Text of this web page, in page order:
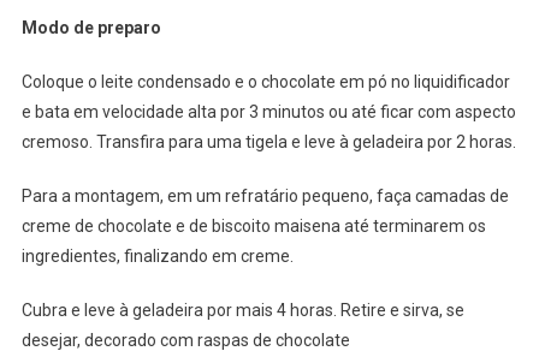
Modo de preparo
Coloque o leite condensado e o chocolate em pó no liquidificador
e bata em velocidade alta por 3 minutos ou até ficar com aspecto
cremoso. Transfira para uma tigela e leve à geladeira por 2 horas.
Para a montagem, em um refratário pequeno, faça camadas de
creme de chocolate e de biscoito maisena até terminarem os
ingredientes, finalizando em creme.
Cubra e leve à geladeira por mais 4 horas. Retire e sirva, se
desejar, decorado com raspas de chocolate